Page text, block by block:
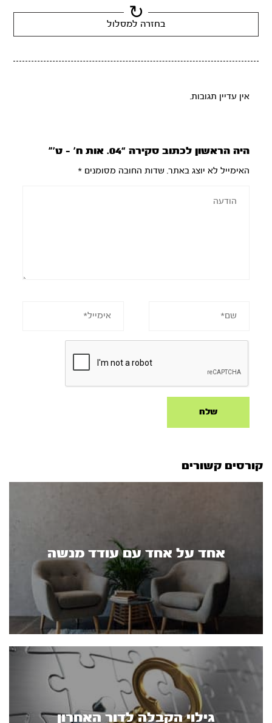
בחזרה למסלול
אין עדיין תגובות.
היה הראשון לכתוב סקירה “04. אות ח’ – ט’”
האימייל לא יוצג באתר. שדות החובה מסומנים*
קורסים קשורים
אחד על אחד עם עודד מנשה
גילוי הקבלה לדור האחרון